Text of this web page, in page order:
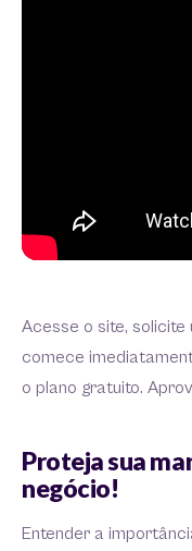
Acesse o site, solicite
comece
o plano gratuito.
Proteja sua
negócio!
Entender a